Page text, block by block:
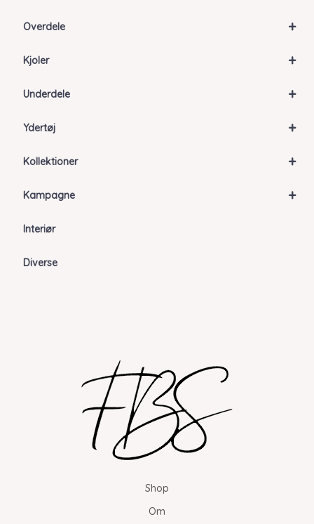
+
Overdele
+
Kjoler
+
Underdele
+
Ydertøj
+
Kollektioner
+
Kampagne
Interiør
Diverse
Shop
Om